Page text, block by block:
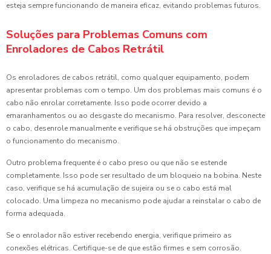
esteja sempre funcionando de maneira eficaz, evitando problemas futuros.
Soluções para Problemas Comuns com
Enroladores de Cabos Retrátil
Os enroladores de cabos retrátil, como qualquer equipamento, podem
apresentar problemas com o tempo. Um dos problemas mais comuns é o
cabo não enrolar corretamente. Isso pode ocorrer devido a
emaranhamentos ou ao desgaste do mecanismo. Para resolver, desconecte
o cabo, desenrole manualmente e verifique se há obstruções que impeçam
o funcionamento do mecanismo.
Outro problema frequente é o cabo preso ou que não se estende
completamente. Isso pode ser resultado de um bloqueio na bobina. Neste
caso, verifique se há acumulação de sujeira ou se o cabo está mal
colocado. Uma limpeza no mecanismo pode ajudar a reinstalar o cabo de
forma adequada.
Se o enrolador não estiver recebendo energia, verifique primeiro as
conexões elétricas. Certifique-se de que estão firmes e sem corrosão.